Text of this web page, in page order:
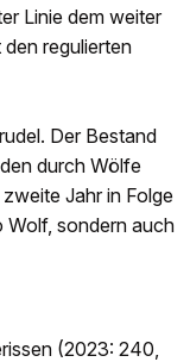
Linie dem weiter
regulierten
Der Bestand
durch Wölfe
Jahr in Folge
Wolf, sondern auch
(2023: 240,